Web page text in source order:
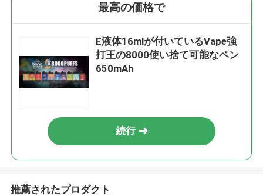
最高の価格で
E液体16mlが付いているVape強
打王の8000使い捨て可能なペン
650mAh
続行
推薦されたプロダクト